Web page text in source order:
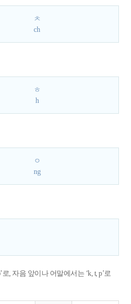
ㅊ
ch
ㅎ
h
ㅇ
ng
로, 자음 앞이나 어말에서는 ‘k, t, p’로